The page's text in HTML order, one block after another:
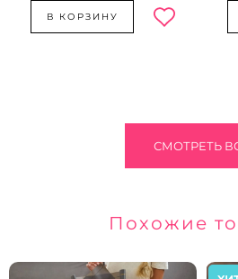
В КОРЗИНУ
СМОТРЕТЬ
Похожие